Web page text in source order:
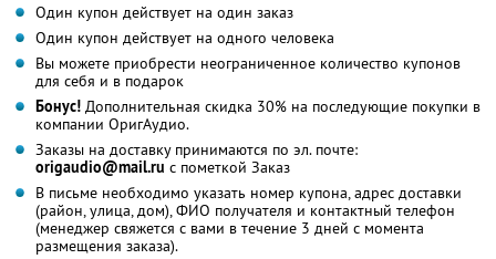
Один купон действует на один заказ
Один купон действует на одного человека
Вы можете приобрести неограниченное количество купонов
для себя и в подарок
Бонус! Дополнительная скидка 30% на последующие покупки в
компании ОригАудио.
Заказы на доставку принимаются по эл. почте:
origaudio@mail.ru с пометкой Заказ
В письме необходимо указать номер купона, адрес доставки
(район, улица, дом), ФИО получателя и контактный телефон
(менеджер свяжется с вами в течение 3 дней с момента
размещения заказа).